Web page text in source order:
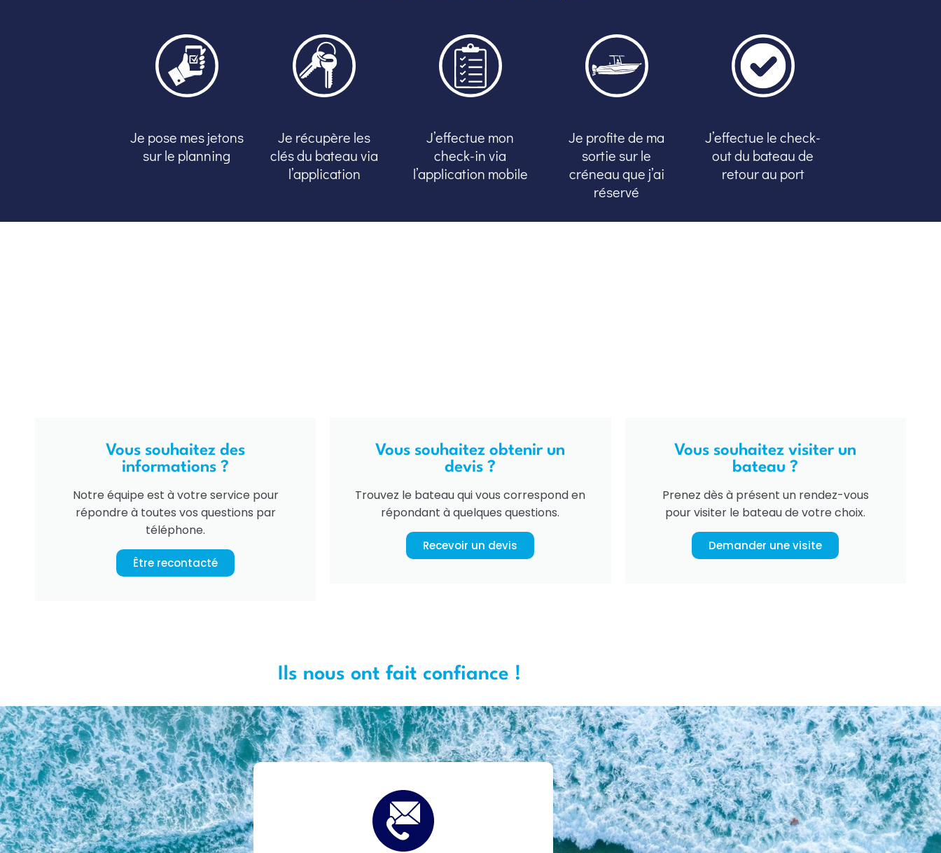
Je pose mes jetons
sur le planning
Je récupère les
clés du bateau via
l’application
J’effectue mon
check-in via
l’application mobile
Je profite de ma
sortie sur le
créneau que j’ai
réservé
J’effectue le check-
out du bateau de
retour au port
Vous souhaitez des
informations ?
Notre équipe est à votre service pour
répondre à toutes vos questions par
téléphone.
Être recontacté
Vous souhaitez obtenir un
devis ?
Trouvez le bateau qui vous correspond en
répondant à quelques questions.
Recevoir un devis
Vous souhaitez visiter un
bateau ?
Prenez dès à présent un rendez-vous
pour visiter le bateau de votre choix.
Demander une visite
Ils nous ont fait confiance !